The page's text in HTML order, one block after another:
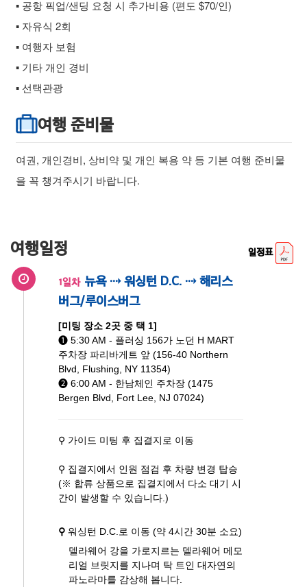
▪ 공항 픽업/샌딩 요청 시 추가비용 (편도 $70/인)
▪ 자유식 2회
▪ 여행자 보험
▪ 기타 개인 경비
▪ 선택관광
여행 준비물
여권, 개인경비, 상비약 및 개인 복용 약 등 기본 여행 준비물
을 꼭 챙겨주시기 바랍니다.
여행일정 일정표
1일차 뉴욕 ⇢ 워싱턴 D.C. ⇢ 해리스
버그/루이스버그
[미팅 장소 2곳 중 택 1]
➊ 5:30 AM - 플러싱 156가 노던 H MART
주차장 파리바게트 앞 (156-40 Northern
Blvd, Flushing, NY 11354)
➋ 6:00 AM - 한남체인 주차장 (1475
Bergen Blvd, Fort Lee, NJ 07024)
⚲ 가이드 미팅 후 집결지로 이동
⚲ 집결지에서 인원 점검 후 차량 변경 탑승
(※ 합류 상품으로 집결지에서 다소 대기 시
간이 발생할 수 있습니다.)
⚲ 워싱턴 D.C.로 이동 (약 4시간 30분 소요)
델라웨어 강을 가로지르는 델라웨어 메모
리얼 브릿지를 지나며 탁 트인 대자연의
파노라마를 감상해 봅니다.